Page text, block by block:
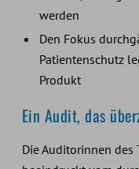
werden
Den Fokus
Patientenschutz
Produkt
Ein Audit, das
Die Auditorinnen des